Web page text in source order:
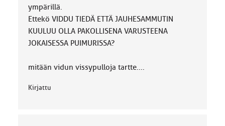
ympärillä.
Ettekö VIDDU TIEDÄ ETTÄ JAUHESAMMUTIN
KUULUU OLLA PAKOLLISENA VARUSTEENA
JOKAISESSA PUIMURISSA?
mitään vidun vissypulloja tartte....
Kirjattu